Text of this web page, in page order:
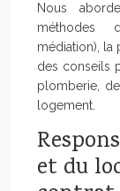
Nous
méthodes
médiation), la
des conseils
plomberie,
logement.
et du